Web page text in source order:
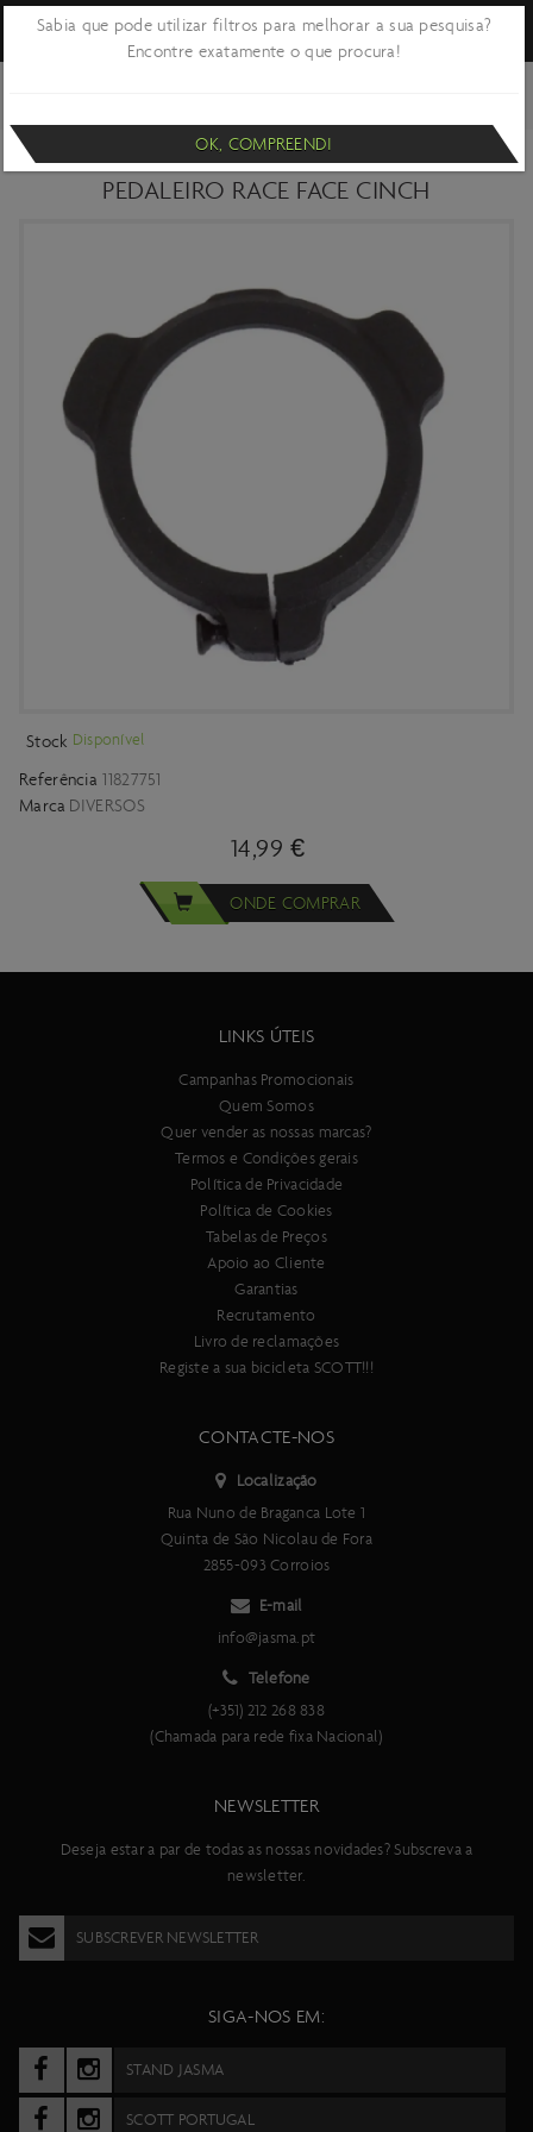
ANEL DE PRÉ-CARGA PRETO PARA
PEDALEIRO RACE FACE CINCH
Stock Disponível
Referência 11827751
Marca DIVERSOS
14,99 €
ONDE COMPRAR
LINKS ÚTEIS
Campanhas Promocionais
Quem Somos
Quer vender as nossas marcas?
Termos e Condições gerais
Política de Privacidade
Política de Cookies
Tabelas de Preços
Apoio ao Cliente
Garantias
Recrutamento
Livro de reclamações
Registe a sua bicicleta SCOTT!!!
CONTACTE-NOS
Localização
Rua Nuno de Braganca Lote 1
Quinta de São Nicolau de Fora
2855-093 Corroios
E-mail
info@jasma.pt
Telefone
(+351) 212 268 838
(Chamada para rede fixa Nacional)
NEWSLETTER
Deseja estar a par de todas as nossas novidades? Subscreva a
newsletter.
SUBSCREVER NEWSLETTER
SIGA-NOS EM:
STAND JASMA
SCOTT PORTUGAL
Sabia que pode utilizar filtros para melhorar a sua pesquisa?
Encontre exatamente o que procura!
OK, COMPREENDI